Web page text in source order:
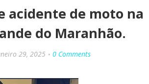
acidente de moto na
do Maranhão.
29, 2025 0 Comments